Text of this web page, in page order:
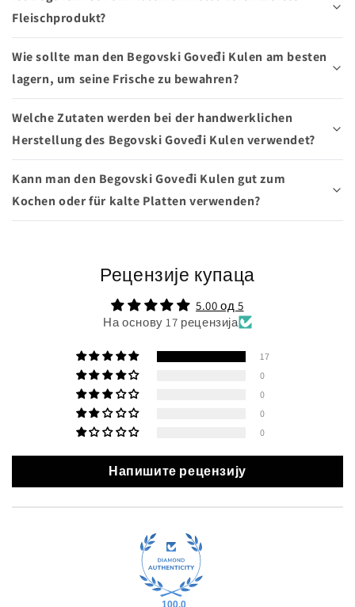
Fleischprodukt?
Wie sollte man den Begovski Goveđi Kulen am besten
lagern, um seine Frische zu bewahren?
Welche Zutaten werden bei der handwerklichen
Herstellung des Begovski Goveđi Kulen verwendet?
Kann man den Begovski Goveđi Kulen gut zum
Kochen oder für kalte Platten verwenden?
Рецензије купаца
5.00 од 5
На основу 17 рецензија
17
0
0
0
0
Напишите рецензију